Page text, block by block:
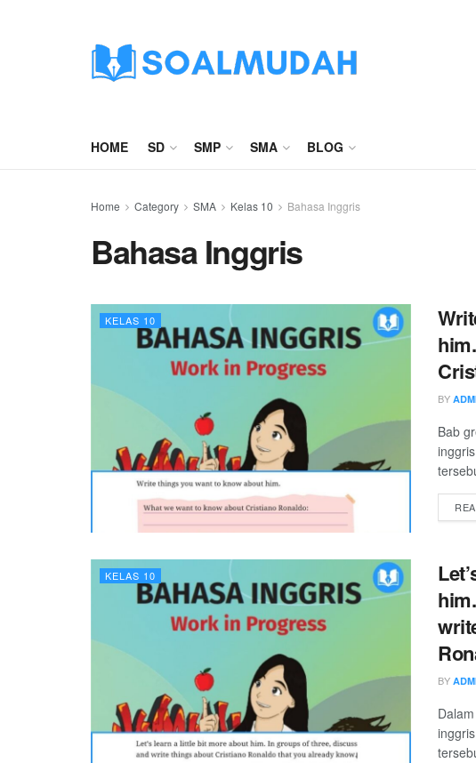
HOME SD SMP SMA BLOG
Home Category SMA Kelas 10 Bahasa Inggris
Bahasa Inggris
KELAS 10
BY
Bab
KELAS 10
BY